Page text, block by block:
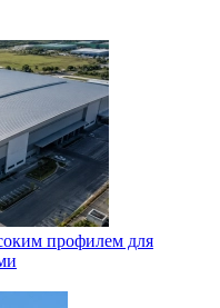
профилем для